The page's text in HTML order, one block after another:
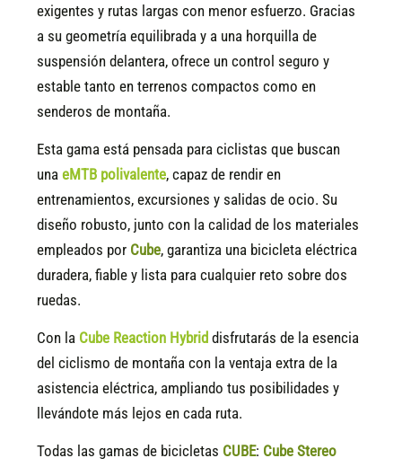
exigentes y rutas largas con menor esfuerzo. Gracias
a su geometría equilibrada y a una horquilla de
suspensión delantera, ofrece un control seguro y
estable tanto en terrenos compactos como en
senderos de montaña.
Esta gama está pensada para ciclistas que buscan
unaeMTB polivalente, capaz de rendir en
entrenamientos, excursiones y salidas de ocio. Su
diseño robusto, junto con la calidad de los materiales
empleados por Cube, garantiza una bicicleta eléctrica
duradera, fiable y lista para cualquier reto sobre dos
ruedas.
Con la Cube Reaction Hybrid disfrutarás de la esencia
del ciclismo de montaña con la ventaja extra de la
asistencia eléctrica, ampliando tus posibilidades y
llevándote más lejos en cada ruta.
Todas las gamas de bicicletas CUBE: Cube Stereo